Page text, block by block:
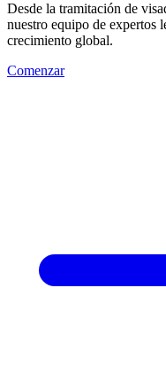
Desde la tramitación de
nuestro equipo de expertos
crecimiento global.
Comenzar